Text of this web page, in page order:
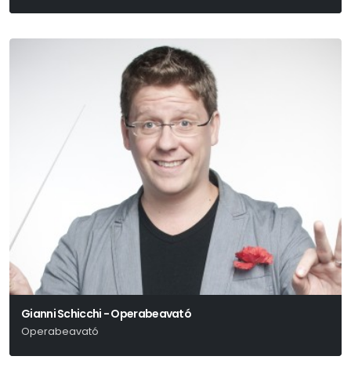
Gianni Schicchi - Operabeavató
Operabeavató